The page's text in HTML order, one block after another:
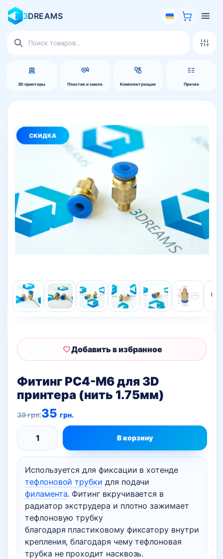
3DREAMS
3D принтеры Пластик и смола Комплектующие Прочее
товаров
Фитинг PC4-М6 для 3D
принтера (нить 1.75мм)
39грн.
Первоначальная
цена
составляла
39 грн..
35 грн.
Текущая
цена:
35 грн..
Используется для фиксации в хотенде
тефлоновой трубки для подачи
филамента. Фитинг вкручивается в
радиатор экструдера и плотно зажимает
тефлоновую трубку
благодаря пластиковому фиксатору внутри
крепления, благодаря чему тефлоновая
трубка не проходит насквозь.
Количество
товара
Фитинг
PC4-
М6
для
3D
принтера
(нить
В корзину
Добавить в избранное